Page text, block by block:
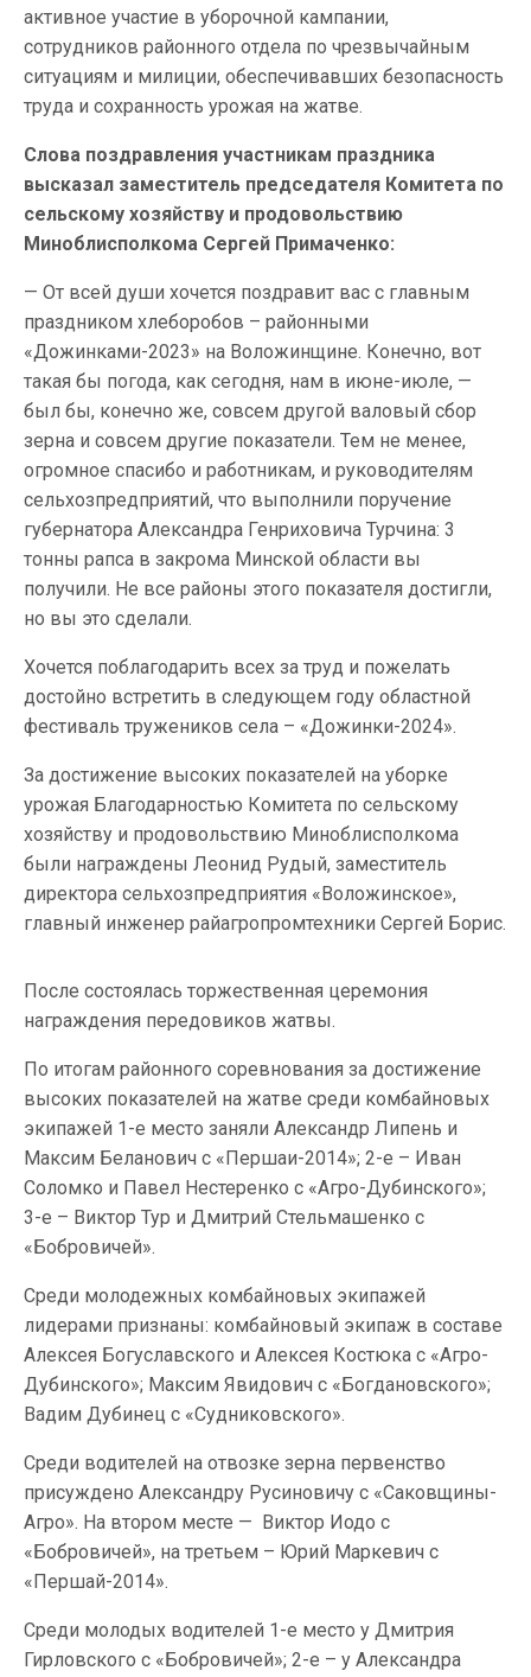
активное участие в уборочной кампании,
сотрудников районного отдела по чрезвычайным
ситуациям и милиции, обеспечивавших безопасность
труда и сохранность урожая на жатве.
Слова поздравления участникам праздника
высказал заместитель председателя Комитета по
сельскому хозяйству и продовольствию
Миноблисполкома Сергей Примаченко:
— От всей души хочется поздравит вас с главным
праздником хлеборобов – районными
«Дожинками-2023» на Воложинщине. Конечно, вот
такая бы погода, как сегодня, нам в июне-июле, —
был бы, конечно же, совсем другой валовый сбор
зерна и совсем другие показатели. Тем не менее,
огромное спасибо и работникам, и руководителям
сельхозпредприятий, что выполнили поручение
губернатора Александра Генриховича Турчина: 3
тонны рапса в закрома Минской области вы
получили. Не все районы этого показателя достигли,
но вы это сделали.
Хочется поблагодарить всех за труд и пожелать
достойно встретить в следующем году областной
фестиваль тружеников села – «Дожинки-2024».
За достижение высоких показателей на уборке
урожая Благодарностью Комитета по сельскому
хозяйству и продовольствию Миноблисполкома
были награждены Леонид Рудый, заместитель
директора сельхозпредприятия «Воложинское»,
главный инженер райагропромтехники Сергей Борис.
После состоялась торжественная церемония
награждения передовиков жатвы.
По итогам районного соревнования за достижение
высоких показателей на жатве среди комбайновых
экипажей 1-е место заняли Александр Липень и
Максим Беланович с «Першаи-2014»; 2-е – Иван
Соломко и Павел Нестеренко с «Агро-Дубинского»;
3-е – Виктор Тур и Дмитрий Стельмашенко с
«Бобровичей».
Среди молодежных комбайновых экипажей
лидерами признаны: комбайновый экипаж в составе
Алексея Богуславского и Алексея Костюка с «Агро-
Дубинского»; Максим Явидович с «Богдановского»;
Вадим Дубинец с «Судниковского».
Среди водителей на отвозке зерна первенство
присуждено Александру Русиновичу с «Саковщины-
Агро». На втором месте — Виктор Иодо с
«Бобровичей», на третьем – Юрий Маркевич с
«Першай-2014».
Среди молодых водителей 1-е место у Дмитрия
Гирловского с «Бобровичей»; 2-е – у Александра